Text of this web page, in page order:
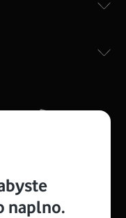
rozměry 21
naplno.